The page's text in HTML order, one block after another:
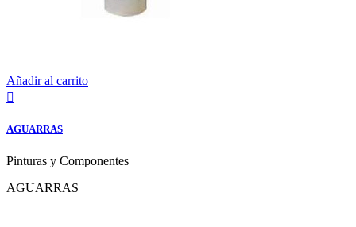
Añadir al carrito

AGUARRAS
Pinturas y Componentes
AGUARRAS